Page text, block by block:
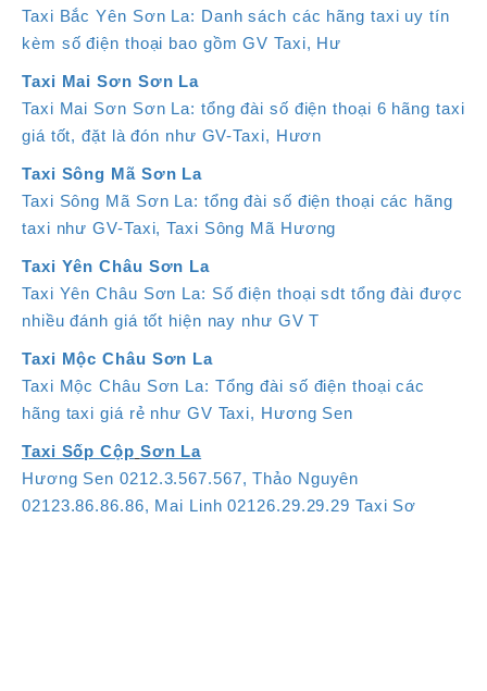
Taxi Bắc Yên Sơn La: Danh sách các hãng taxi uy tín
kèm số điện thoại bao gồm GV Taxi, Hư
Taxi Mai Sơn Sơn La
Taxi Mai Sơn Sơn La: tổng đài số điện thoại 6 hãng taxi
giá tốt, đặt là đón như GV-Taxi, Hươn
Taxi Sông Mã Sơn La
Taxi Sông Mã Sơn La: tổng đài số điện thoại các hãng
taxi như GV-Taxi, Taxi Sông Mã Hương
Taxi Yên Châu Sơn La
Taxi Yên Châu Sơn La: Số điện thoại sdt tổng đài được
nhiều đánh giá tốt hiện nay như GV T
Taxi Mộc Châu Sơn La
Taxi Mộc Châu Sơn La: Tổng đài số điện thoại các
hãng taxi giá rẻ như GV Taxi, Hương Sen
Taxi Sốp Cộp Sơn La
Hương Sen 0212.3.567.567, Thảo Nguyên
02123.86.86.86, Mai Linh 02126.29.29.29 Taxi Sơ